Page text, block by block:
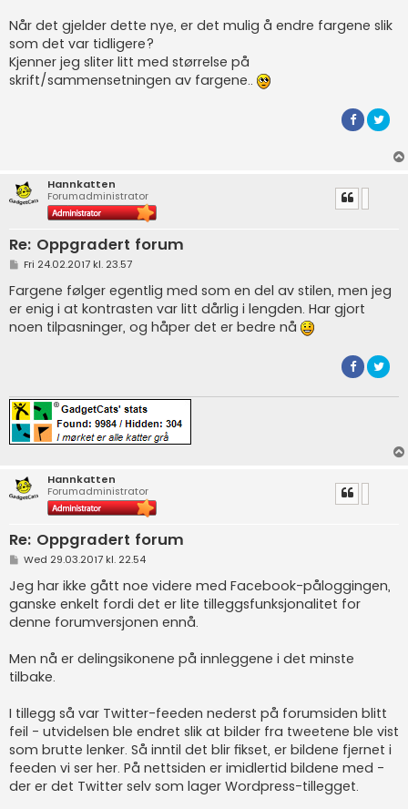
Når det gjelder dette nye, er det mulig å endre fargene slik
som det var tidligere?
Kjenner jeg sliter litt med størrelse på
skrift/sammensetningen av fargene..
Hannkatten
Forumadministrator
Re: Oppgradert forum
P
s
t
Fri 24.02.2017 kl. 23.57
Fargene følger egentlig med som en del av stilen, men jeg
er enig i at kontrasten var litt dårlig i lengden. Har gjort
noen tilpasninger, og håper det er bedre nå
Hannkatten
Forumadministrator
Re: Oppgradert forum
P
s
t
Wed 29.03.2017 kl. 22.54
Jeg har ikke gått noe videre med Facebook-påloggingen,
ganske enkelt fordi det er lite tilleggsfunksjonalitet for
denne forumversjonen ennå.
Men nå er delingsikonene på innleggene i det minste
tilbake.
I tillegg så var Twitter-feeden nederst på forumsiden blitt
feil - utvidelsen ble endret slik at bilder fra tweetene ble vist
som brutte lenker. Så inntil det blir fikset, er bildene fjernet i
feeden vi ser her. På nettsiden er imidlertid bildene med -
der er det Twitter selv som lager Wordpress-tillegget.